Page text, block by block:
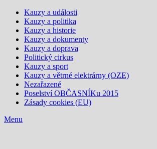
Kauzy a události
Kauzy a politika
Kauzy a historie
Kauzy a dokumenty
Kauzy a doprava
Politický cirkus
Kauzy a sport
Kauzy a větrné elektrárny (OZE)
Nezařazené
Poselství OBČASNÍKu 2015
Zásady cookies (EU)
Menu